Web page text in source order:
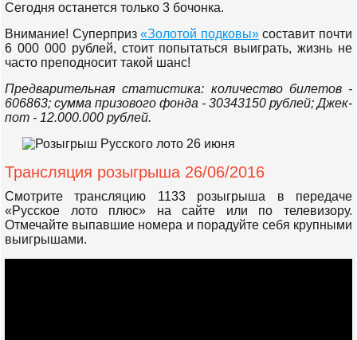
Сегодня останется только 3 бочонка.
Внимание! Суперприз«Золотой подковы»составит почти
6 000 000 рублей, стоит попытаться выиграть, жизнь не
часто преподносит такой шанс!
Предварительная статистика: количество билетов -
606863; сумма призового фонда - 30343150 рублей; Джек-
пот - 12.000.000 рублей.
Трансляция розыгрыша 26/06/2016
Смотрите трансляцию 1133 розыгрыша в передаче
«Русское лото плюс» на сайте или по телевизору.
Отмечайте выпавшие номера и порадуйте себя крупными
выигрышами.